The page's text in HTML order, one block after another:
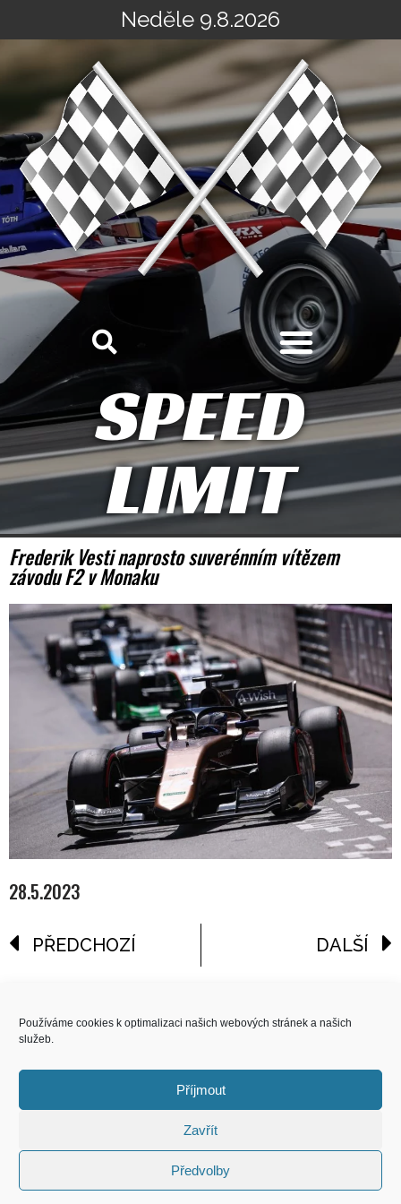
Používáme cookies k optimalizaci našich webových stránek a našich
služeb.
Příjmout
Zavřít
Předvolby
na
Neděle 9.8.2026
SPEED
LIMIT
Frederik Vesti naprosto suverénním vítězem
závodu F2 v Monaku
28.5.2023
PŘEDCHOZÍ DALŠÍ
COPYRIGHT
© 2026 Speed Limit,
All Rights Reserved